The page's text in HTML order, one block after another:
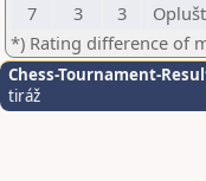
7
3 3
*) Rating difference of
Chess-Tournament-
tiráž